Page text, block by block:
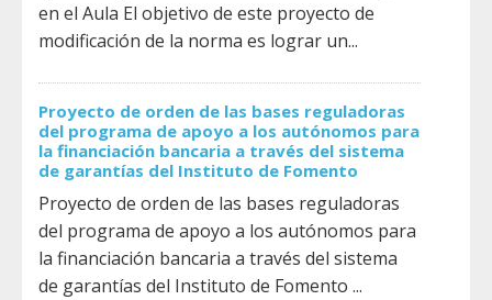
en el Aula El objetivo de este proyecto de
modificación de la norma es lograr un...
Proyecto de orden de las bases reguladoras
del programa de apoyo a los autónomos para
la financiación bancaria a través del sistema
de garantías del Instituto de Fomento
Proyecto de orden de las bases reguladoras
del programa de apoyo a los autónomos para
la financiación bancaria a través del sistema
de garantías del Instituto de Fomento ...